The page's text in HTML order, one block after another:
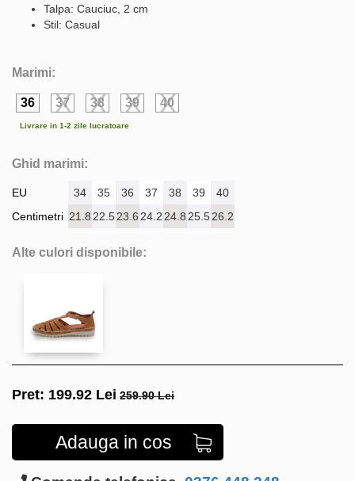
Talpa: Cauciuc, 2 cm
Stil: Casual
Marimi:
36 37 38 39 40
Livrare in 1-2 zile lucratoare
Ghid marimi:
EU
Centimetri
34 35 36 37 38 39
40
21.8 22.523.6 24.2 24.8 25.526.2
Alte culori disponibile:
Pret: 199.92 Lei 259.90 Lei
Adauga in cos